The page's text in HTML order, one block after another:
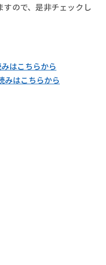
すので、是非チェックし
はこちらから
みはこちらから